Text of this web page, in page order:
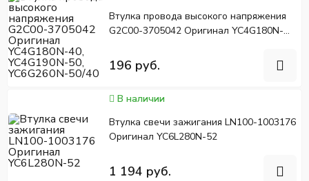
Втулка провода высокого напряжения
G2C00-3705042 Оригинал YC4G180N-
196 руб.
В наличии
Втулка свечи зажигания LN100-1003176
Оригинал YC6L280N-52
1 194 руб.